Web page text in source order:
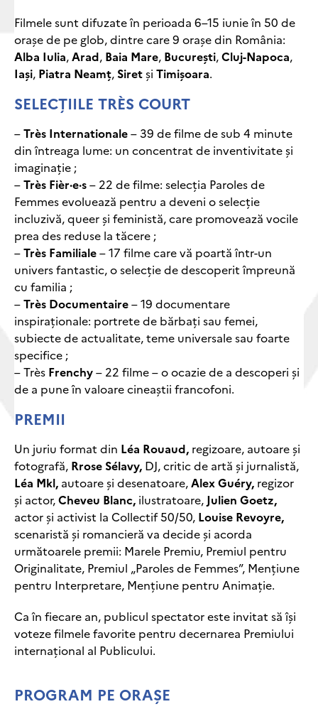
Filmele sunt difuzate în perioada 6–15 iunie în 50 de
orașe de pe glob, dintre care 9 orașe din România:
Alba Iulia,Arad, Baia Mare, București,Cluj-Napoca,
Iași, Piatra Neamț,Siretși Timișoara.
SELECȚIILE TRÈS COURT
–Très Internationale– 39 de filme de sub 4 minute
din întreaga lume: un concentrat de inventivitate și
imaginație ;
–Très Fièr·e·s– 22 de filme: selecția Paroles de
Femmes evoluează pentru a deveni o selecție
incluzivă, queer și feministă, care promovează vocile
prea des reduse la tăcere ;
–Très Familiale– 17 filme care vă poartă într-un
univers fantastic, o selecție de descoperit împreună
cu familia ;
–Très Documentaire– 19 documentare
inspiraționale: portrete de bărbați sau femei,
subiecte de actualitate, teme universale sau foarte
specifice ;
– Très Frenchy– 22 filme – o ocazie de a descoperi și
de a pune în valoare cineaștii francofoni.
PREMII
Un juriu format din Léa Rouaud, regizoare, autoare și
fotografă, Rrose Sélavy, DJ, critic de artă și jurnalistă,
Léa Mkl, autoare și desenatoare,Alex Guéry, regizor
și actor,Cheveu Blanc, ilustratoare, Julien Goetz,
actor și activist la Collectif 50/50, Louise Revoyre,
scenaristă și romancieră va decide și acorda
următoarele premii: Marele Premiu, Premiul pentru
Originalitate, Premiul „Paroles de Femmes”, Mențiune
pentru Interpretare, Mențiune pentru Animație.
Ca în fiecare an, publicul spectator este invitat să își
voteze filmele favorite pentru decernarea Premiului
internațional al Publicului.
PROGRAM PE ORAȘE